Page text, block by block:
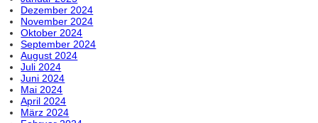
Dezember 2024
November 2024
Oktober 2024
September 2024
August 2024
Juli 2024
Juni 2024
Mai 2024
April 2024
März 2024